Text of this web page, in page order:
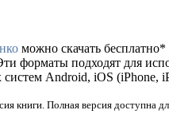
можно скачать
форматы подходят для
Android, iOS (iPhone,
книги. Полная версия доступна